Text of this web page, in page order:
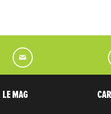
LE MAG